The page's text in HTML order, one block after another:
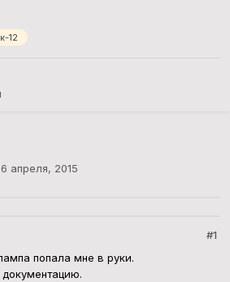
к-12
6 апреля, 2015
#1
попала мне в руки.